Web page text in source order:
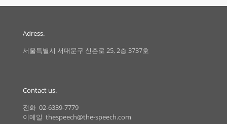
Adress.
서울특별시 서대문구 신촌로 25, 2층 3737호
Contact us.
전화 02-6339-7779
이메일 thespeech@the-speech.com